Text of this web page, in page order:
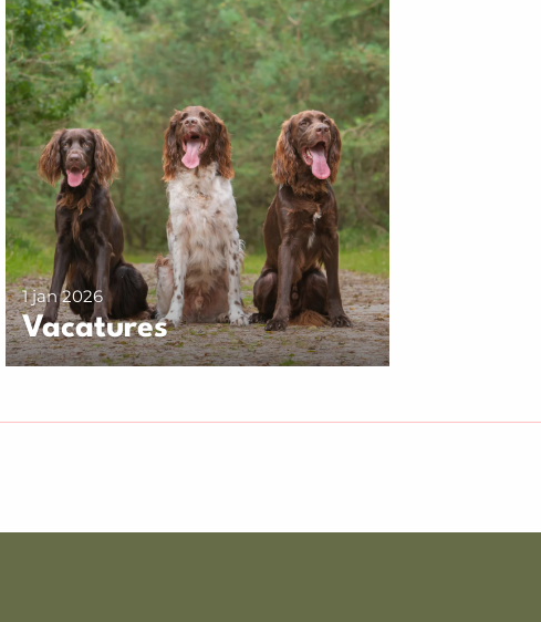
Vacatures
1 jan 2026